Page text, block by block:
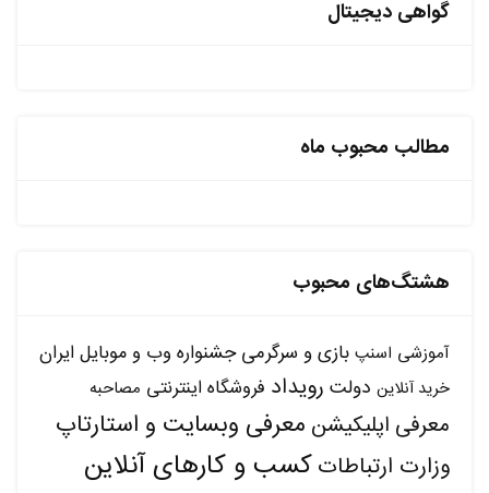
گواهی دیجیتال
مطالب محبوب ماه
هشتگ‌های محبوب
آموزشی اسنپ بازی و سرگرمی جشنواره وب و موبایل ایران
خرید آنلاین دولت رویداد فروشگاه اینترنتی مصاحبه
معرفی اپلیکیشن معرفی وبسایت و استارتاپ
وزارت ارتباطاتکسب و کارهای آنلاین